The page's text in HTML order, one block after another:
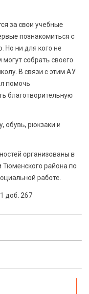
за свои учебные
познакомиться с
Но ни для кого не
собрать своего
В связи с этим АУ
помочь
благотворительную
обувь, рюкзаки и
организованы в
района по
работе.
доб. 267